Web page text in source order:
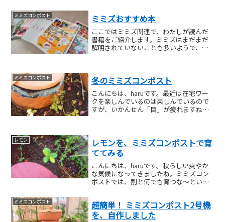
そり３号機をつくり...
ミミズコンポスト ミミズおすすめ本
ここではミミズ関連で、わたしが読んだ
書籍をご紹介します。ミミズはまだまだ
解明されていないことも多いようで、必
ズコンポストを始めるなら...
ミミズコンポスト 冬のミミズコンポスト
こんにちは、haruです。最近は在宅ワー
クを楽しんでいるのは楽しんでいるので
すが、いかんせん「目」が疲れますね。
で、気軽に出られなくな...
レモン
レモンを、ミミズコンポストで育
ててみる
こんにちは、haruです。秋らしい爽やか
な気候になってきましたね。ミミズコン
ポストでは、割と何でも育つな～という
ンポストで「木」を育ててみたい！ とい
うこと。。。先日...
ミミズコンポスト
超簡単！ ミミズコンポスト2号機
を、自作しました